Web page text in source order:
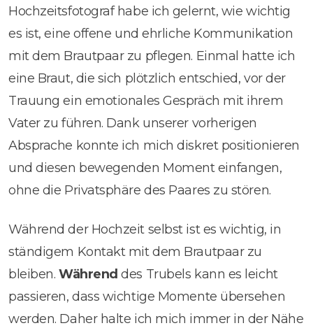
Hochzeitsfotograf habe ich gelernt, wie wichtig
es ist, eine offene und ehrliche Kommunikation
mit dem Brautpaar zu pflegen. Einmal hatte ich
eine Braut, die sich plötzlich entschied, vor der
Trauung ein emotionales Gespräch mit ihrem
Vater zu führen. Dank unserer vorherigen
Absprache konnte ich mich diskret positionieren
und diesen bewegenden Moment einfangen,
ohne die Privatsphäre des Paares zu stören.
Während der Hochzeit selbst ist es wichtig, in
ständigem Kontakt mit dem Brautpaar zu
bleiben. Während des Trubels kann es leicht
passieren, dass wichtige Momente übersehen
werden. Daher halte ich mich immer in der Nähe